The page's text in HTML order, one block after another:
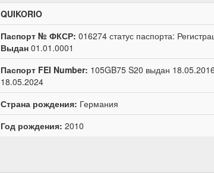
QUIKORIO
Паспорт № ФКСР: 016274 статус паспорта:
Выдан 01.01.0001
Паспорт FEI Number: 105GB75 S20 выдан
18.05.2024
Страна рождения: Германия
Год рождения: 2010